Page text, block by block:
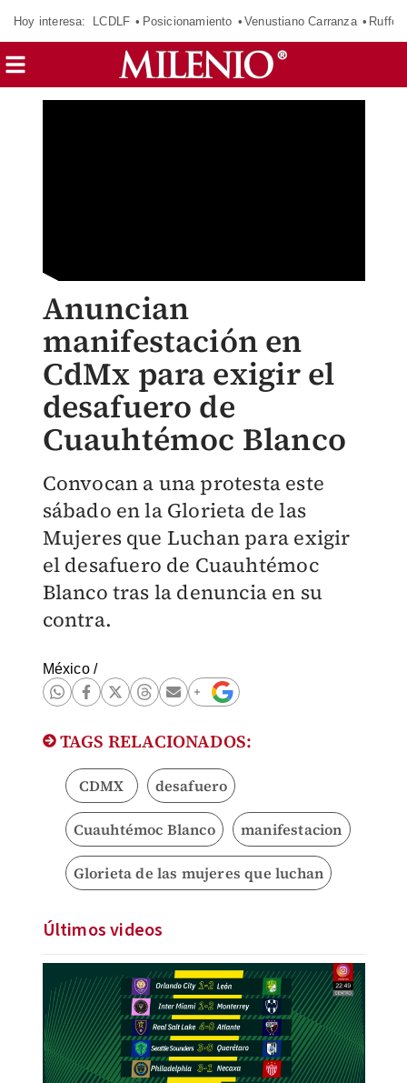
Hoy interesa: LCDLF Posicionamiento Venustiano Carranza Ruffo
Anuncian
manifestación en
CdMx para exigir el
desafuero de
Cuauhtémoc Blanco
Convocan a una protesta este
sábado en la Glorieta de las
Mujeres que Luchan para exigir
el desafuero de Cuauhtémoc
Blanco tras la denuncia en su
contra.
México/
TAGS RELACIONADOS:
CDMX desafuero
Cuauhtémoc Blanco manifestacion
Glorieta de las mujeres que luchan
Últimos videos